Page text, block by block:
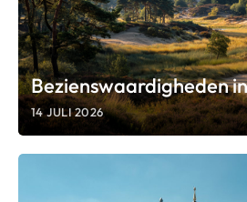
Bezienswaardigheden
14 JULI 2026